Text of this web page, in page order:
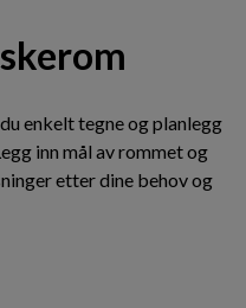
enkelt tegne og planlegg
inn mål av rommet og
etter dine behov og